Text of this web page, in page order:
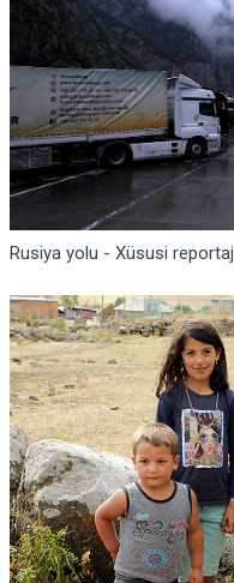
Rusiya yolu - Xüsusi reportaj